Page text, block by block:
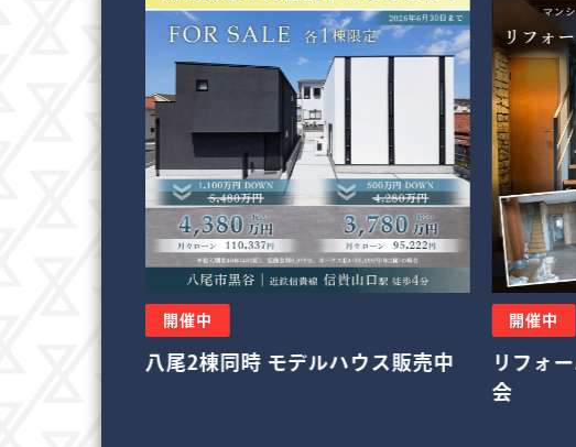
モデルハウス販売中
リフォーム＆リノベーション相談